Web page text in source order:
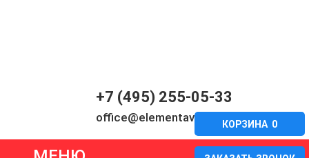
+7 (495) 255-05-33
office@elementavia.ru КОРЗИНА 0